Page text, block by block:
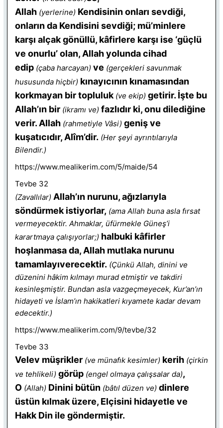
Allah (yerlerine) Kendisinin onları sevdiği,
onların da Kendisini sevdiği; mü’minlere
karşı alçak gönüllü, kâfirlere karşı ise ‘güçlü
ve onurlu’ olan, Allah yolunda cihad
edip (çaba harcayan) ve (gerçekleri savunmak
hususunda hiçbir) kınayıcının kınamasından
korkmayan bir topluluk (ve ekip) getirir. İşte bu
Allah’ın bir (ikramı ve) fazlıdır ki, onu dilediğine
verir. Allah (rahmetiyle Vâsi) geniş ve
kuşatıcıdır, Alîm’dir. (Her şeyi ayrıntılarıyla
Bilendir.)
https://www.mealikerim.com/5/maide/54
Tevbe 32
(Zavallılar) Allah’ın nurunu, ağızlarıyla
söndürmek istiyorlar, (ama Allah buna asla fırsat
vermeyecektir. Ahmaklar, üfürmekle Güneş’i
karartmaya çalışıyorlar;) halbuki kâfirler
hoşlanmasa da, Allah mutlaka nurunu
tamamlayıverecektir. (Çünkü Allah, dinini ve
düzenini hâkim kılmayı murad etmiştir ve takdiri
kesinleşmiştir. Bundan asla vazgeçmeyecek, Kur’an’ın
hidayeti ve İslam’ın hakikatleri kıyamete kadar devam
edecektir.)
https://www.mealikerim.com/9/tevbe/32
Tevbe 33
Velev müşrikler (ve münafık kesimler) kerih (çirkin
ve tehlikeli) görüp (engel olmaya çalışsalar da),
O (Allah) Dinini bütün (bâtıl düzen ve) dinlere
üstün kılmak üzere, Elçisini hidayetle ve
Hakk Din ile göndermiştir.